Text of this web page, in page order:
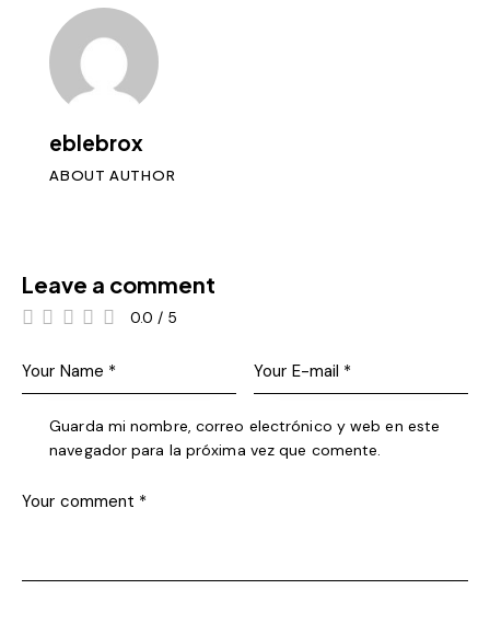
eblebrox
ABOUT AUTHOR
Leave a comment
0.0 / 5
Guarda mi nombre, correo electrónico y web en este
navegador para la próxima vez que comente.